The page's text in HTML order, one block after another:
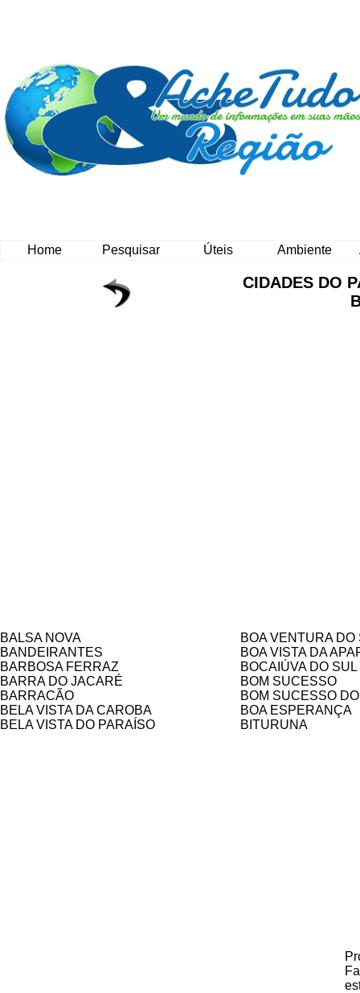
Home Pesquisar Úteis Ambiente
CIDADES DO
BALSA NOVA
BOA VENTURA DO
BANDEIRANTES
BOA VISTA DA
BARBOSA FERRAZ
BOCAIÚVA DO SUL
BARRA DO JACARÉ
BOM SUCESSO
BARRACÃO
BOM SUCESSO
BELA VISTA DA CAROBA
BOA ESPERANÇA
BELA VISTA DO PARAÍSO
BITURUNA